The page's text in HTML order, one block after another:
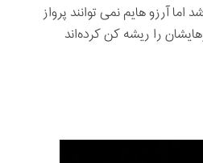
اما آرزو هایم نمی توانند پرواز
را ریشه کن کرده‌اند